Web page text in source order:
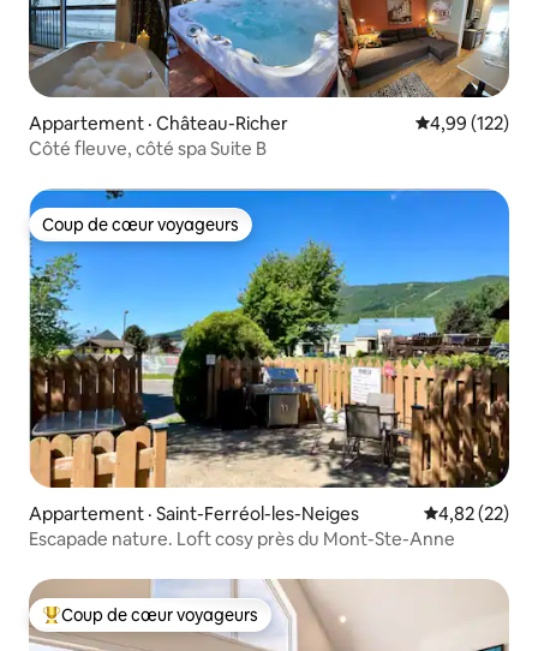
Appartement · Château-Richer Note
4,99 (122)
Côté fleuve, côté spa Suite B
Coup de cœur voyageurs
Coup de cœur voyageurs
Appartement · Saint-Ferréol-les-Neiges Note
4,82 (22)
Escapade nature. Loft cosy près du Mont-Ste-Anne
Coup de cœur voyageurs parmi les plus aimés
Coup de cœur voyageurs